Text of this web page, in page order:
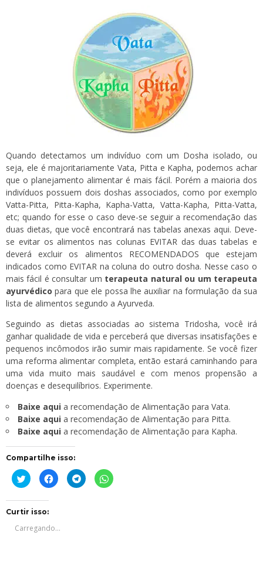
Quando detectamos um indivíduo com um Dosha isolado, ou
seja, ele é majoritariamente Vata, Pitta e Kapha, podemos achar
que o planejamento alimentar é mais fácil. Porém a maioria dos
indivíduos possuem dois doshas associados, como por exemplo
Vatta-Pitta, Pitta-Kapha, Kapha-Vatta, Vatta-Kapha, Pitta-Vatta,
etc; quando for esse o caso deve-se seguir a recomendação das
duas dietas, que você encontrará nas tabelas anexas aqui. Deve-
se evitar os alimentos nas colunas EVITAR das duas tabelas e
deverá excluir os alimentos RECOMENDADOS que estejam
indicados como EVITAR na coluna do outro dosha. Nesse caso o
mais fácil é consultar um terapeuta natural ou um terapeuta
ayurvédico para que ele possa lhe auxiliar na formulação da sua
lista de alimentos segundo a Ayurveda.
Seguindo as dietas associadas ao sistema Tridosha, você irá
ganhar qualidade de vida e perceberá que diversas insatisfações e
pequenos incômodos irão sumir mais rapidamente. Se você fizer
uma reforma alimentar completa, então estará caminhando para
uma vida muito mais saudável e com menos propensão a
doenças e desequilíbrios. Experimente.
Baixe aqui a recomendação de Alimentação para Vata.
Baixe aqui a recomendação de Alimentação para Pitta.
Baixe aqui a recomendação de Alimentação para Kapha.
Compartilhe isso:
Clique
para
compartilhar
em
janela)
Clique
para
compartilhar
janela)
Clique
para
compartilhar
Clique
para
Curtir isso:
Carregando...